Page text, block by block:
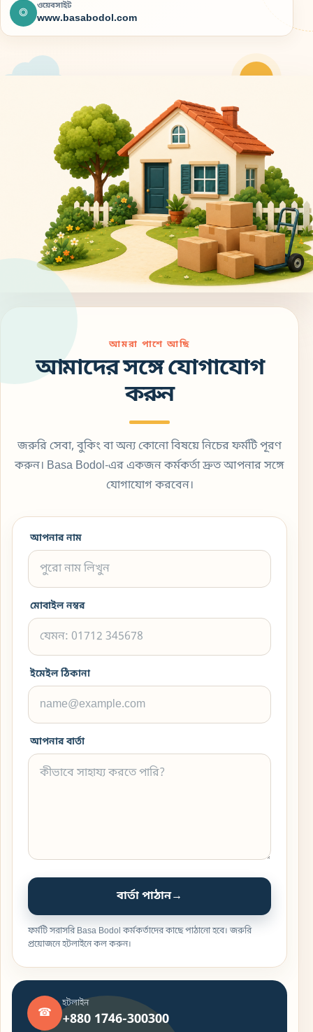
◎ ওয়েবসাইট
www.basabodol.com
আমরা পাশে আছি
আমাদের সঙ্গে যোগাযোগ
করুন
জরুরি সেবা, বুকিং বা অন্য কোনো বিষয়ে নিচের ফর্মটি পূরণ
করুন। Basa Bodol-এর একজন কর্মকর্তা দ্রুত আপনার সঙ্গে
যোগাযোগ করবেন।
আপনার নাম
মোবাইল নম্বর
ইমেইল ঠিকানা
আপনার বার্তা
বার্তা পাঠান→
ফর্মটি সরাসরি Basa Bodol কর্মকর্তাদের কাছে পাঠানো হবে। জরুরি
প্রয়োজনে হটলাইনে কল করুন।
☎
হটলাইন
+880 1746-300300